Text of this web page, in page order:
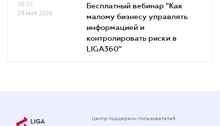
10.07
29 мая 2026
Бесплатный вебинар "Как
малому бизнесу управлять
информацией и
контролировать риски в
LIGA360"
Центр поддержки пользователей